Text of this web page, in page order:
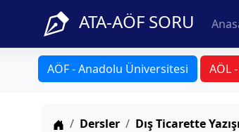
ATA-AÖF SORU
AÖF - Anadolu Üniversitesi AÖL
Anasayfa
Dersler Dış Ticarette